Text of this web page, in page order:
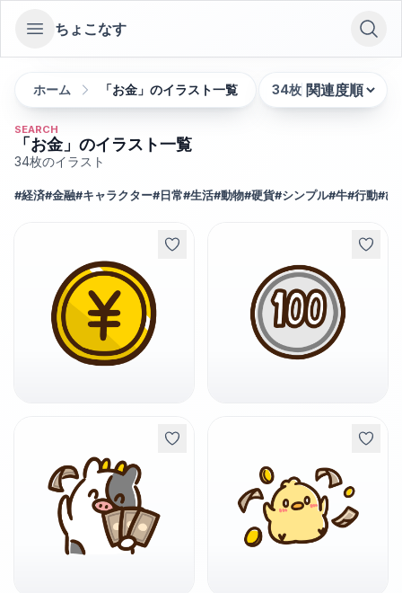
Open sidebar
ちょこなす
ホーム 「お金」のイラスト一覧 34枚
並び替え:
SEARCH
「お金」のイラスト一覧
34枚のイラスト
#経済#金融#キャラクター# 日常#生活#動物#硬貨#シンプル#牛#行動#ひ